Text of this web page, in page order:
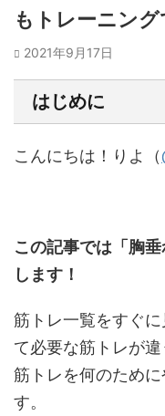
もトレーニング
2021年9月17日
はじめに
こんにちは！りよ（
この記事では「胸
します！
筋トレ一覧をすぐ
て必要な筋トレが
筋トレを何のため
す。